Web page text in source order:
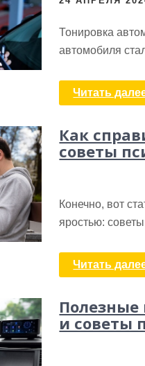
Тонировка
автомобиля
Читать
Как
советы
Конечно, вот
яростью:
Читать
Полезные
и советы